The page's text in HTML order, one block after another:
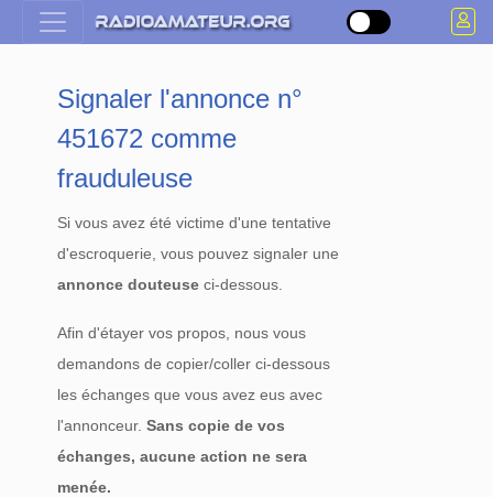
Signaler l'annonce n°
451672 comme
frauduleuse
Si vous avez été victime d'une tentative
d'escroquerie, vous pouvez signaler une
annonce douteuse ci-dessous.
Afin d'étayer vos propos, nous vous
demandons de copier/coller ci-dessous
les échanges que vous avez eus avec
l'annonceur.Sans copie de vos
échanges, aucune action ne sera
menée.